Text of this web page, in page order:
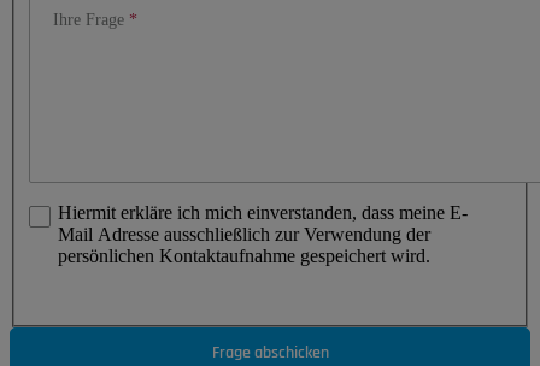
Ihre Frage
Hiermit erkläre ich mich einverstanden, dass meine E-
Mail Adresse ausschließlich zur Verwendung der
persönlichen Kontaktaufnahme gespeichert wird.
Frage abschicken